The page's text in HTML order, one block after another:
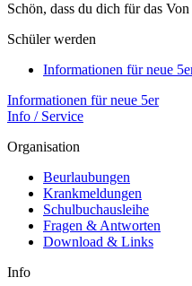
Schön, dass du dich für das
Schüler werden
Informationen für neue
Informationen für neue 5er
Info / Service
Organisation
Beurlaubungen
Krankmeldungen
Schulbuchausleihe
Fragen & Antworten
Download & Links
Info